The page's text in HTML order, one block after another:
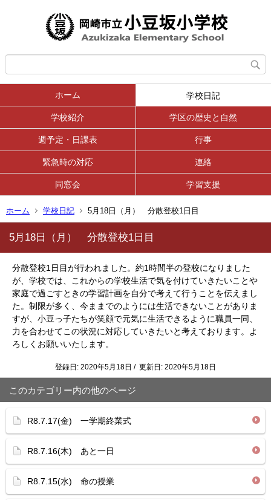
ホーム 学校日記
学校紹介 学区の歴史と自然
週予定・日課表 行事
緊急時の対応 連絡
同窓会 学習支援
ホーム 学校日記 5月18日（月） 分散登校1日目
5月18日（月） 分散登校1日目
分散登校1日目が行われました。約1時間半の登校になりました
が、学校では、これからの学校生活で気を付けていきたいことや
家庭で過ごすときの学習計画を自分で考えて行うことを伝えまし
た。制限が多く、今ままでのようには生活できないことがありま
すが、小豆っ子たちが笑顔で元気に生活できるように職員一同、
力を合わせてこの状況に対応していきたいと考えております。よ
ろしくお願いいたします。
登録日: 2020年5月18日 / 更新日: 2020年5月18日
このカテゴリー内の他のページ
R8.7.17(金) 一学期終業式
R8.7.16(木) あと一日
R8.7.15(水) 命の授業